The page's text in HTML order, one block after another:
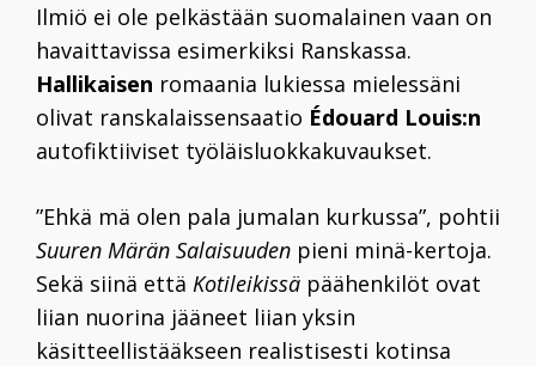
Ilmiö ei ole pelkästään suomalainen vaan on
havaittavissa esimerkiksi Ranskassa.
Hallikaisen romaania lukiessa mielessäni
olivat ranskalaissensaatio Édouard Louis:n
autofiktiiviset työläisluokkakuvaukset.
”Ehkä mä olen pala jumalan kurkussa”, pohtii
Suuren Märän Salaisuuden pieni minä-kertoja.
Sekä siinä että Kotileikissä päähenkilöt ovat
liian nuorina jääneet liian yksin
käsitteellistääkseen realistisesti kotinsa